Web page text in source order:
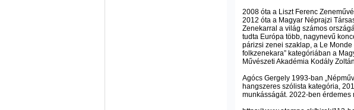
2008 óta a Liszt Ferenc
2012 óta a Magyar Néprajzi
Zenekarral a világ számos
tudta Európa több, nagynevű
párizsi zenei szaklap, a Le
folkzenekara” kategóriában a
Művészeti Akadémia Kodály
Agócs Gergely 1993-ban
hangszeres szólista kategória,
munkásságát. 2022-ben